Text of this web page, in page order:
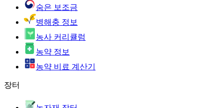
숨은 보조금
병해충 정보
농사 커리큘럼
농약 정보
농약 비료 계산기
장터